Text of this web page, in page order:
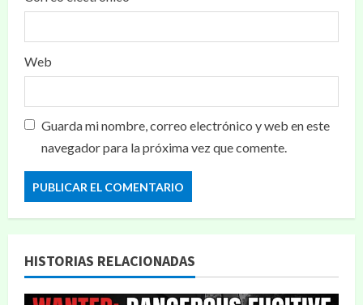
Web
Guarda mi nombre, correo electrónico y web en este
navegador para la próxima vez que comente.
HISTORIAS RELACIONADAS